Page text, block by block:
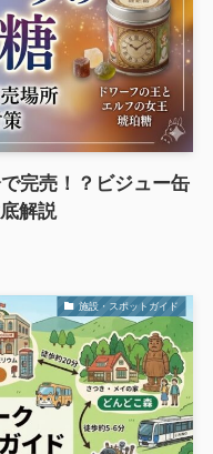
完売！？ビジュー缶
解説
施設・スポットガイド